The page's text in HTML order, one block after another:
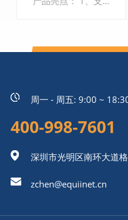
了解更多
周一 - 周五: 9:00 ~
400-998-7601
深圳市光明区南环大道
zchen@equiinet.cn